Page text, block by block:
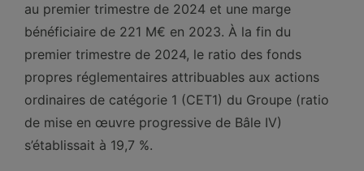
au premier trimestre de 2024 et une marge
bénéficiaire de 221 M€ en 2023. À la fin du
premier trimestre de 2024, le ratio des fonds
propres réglementaires attribuables aux actions
ordinaires de catégorie 1 (CET1) du Groupe (ratio
de mise en œuvre progressive de Bâle IV)
s’établissait à 19,7 %.